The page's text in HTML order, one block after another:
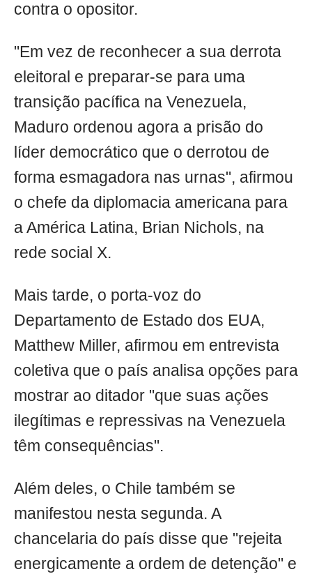
contra o opositor.
"Em vez de reconhecer a sua derrota
eleitoral e preparar-se para uma
transição pacífica na Venezuela,
Maduro ordenou agora a prisão do
líder democrático que o derrotou de
forma esmagadora nas urnas", afirmou
o chefe da diplomacia americana para
a América Latina, Brian Nichols, na
rede social X.
Mais tarde, o porta-voz do
Departamento de Estado dos EUA,
Matthew Miller, afirmou em entrevista
coletiva que o país analisa opções para
mostrar ao ditador "que suas ações
ilegítimas e repressivas na Venezuela
têm consequências".
Além deles, o Chile também se
manifestou nesta segunda. A
chancelaria do país disse que "rejeita
energicamente a ordem de detenção" e